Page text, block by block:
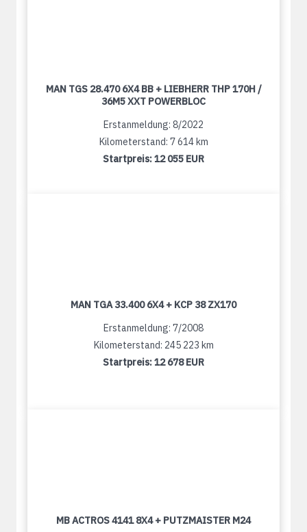
MAN TGS 28.470 6X4 BB + LIEBHERR THP 170H /
36M5 XXT POWERBLOC
Erstanmeldung: 8/2022
Kilometerstand: 7 614 km
Startpreis:12 055 EUR
MAN TGA 33.400 6X4 + KCP 38 ZX170
Erstanmeldung: 7/2008
Kilometerstand: 245 223 km
Startpreis:12 678 EUR
MB ACTROS 4141 8X4 + PUTZMAISTER M24